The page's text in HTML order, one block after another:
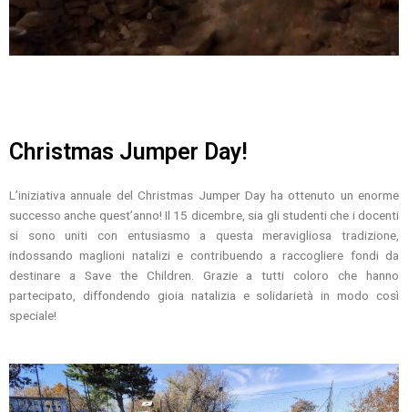
Christmas Jumper Day!
L’iniziativa annuale del Christmas Jumper Day ha ottenuto un enorme
successo anche quest’anno! Il 15 dicembre, sia gli studenti che i docenti
si sono uniti con entusiasmo a questa meravigliosa tradizione,
indossando maglioni natalizi e contribuendo a raccogliere fondi da
destinare a Save the Children. Grazie a tutti coloro che hanno
partecipato, diffondendo gioia natalizia e solidarietà in modo così
speciale!